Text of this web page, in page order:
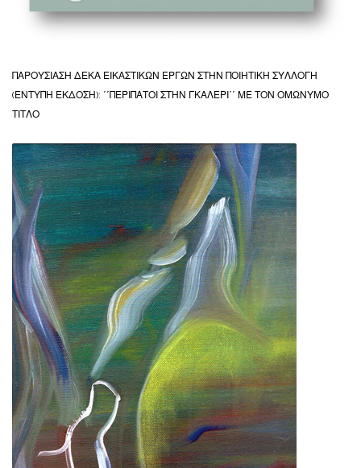
ΠΑΡΟΥΣΙΑΣΗ ΔΕΚΑ ΕΙΚΑΣΤΙΚΩΝ ΕΡΓΩΝ ΣΤΗΝ ΠΟΙΗΤΙΚΗ ΣΥΛΛΟΓΗ
(ΕΝΤΥΠΗ ΕΚΔΟΣΗ): ΄΄ΠΕΡΙΠΑΤΟΙ ΣΤΗΝ ΓΚΑΛΕΡΙ΄΄ ΜΕ ΤΟΝ ΟΜΩΝΥΜΟ
ΤΙΤΛΟ